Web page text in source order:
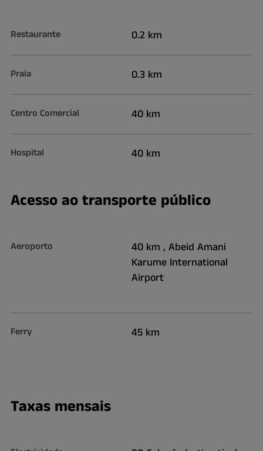
Restaurante 0.2 km
Praia 0.3 km
Centro Comercial 40 km
Hospital 40 km
Acesso ao transporte público
Aeroporto
40 km , Abeid Amani
Karume International
Airport
Ferry 45 km
Taxas mensais